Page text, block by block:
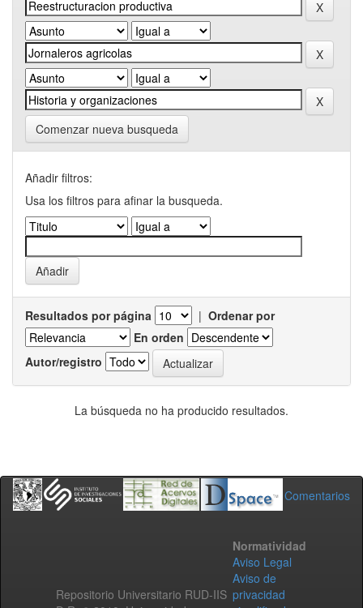
Comenzar nueva busqueda
Añadir filtros:
Usa los filtros para afinar la busqueda.
Resultados por página | Ordenar por
En orden
Autor/registro
La búsqueda no ha producido resultados.
Comentarios
Repositorio Universitario RUD-IIS
Normatividad
Aviso Legal
Aviso de
privacidad